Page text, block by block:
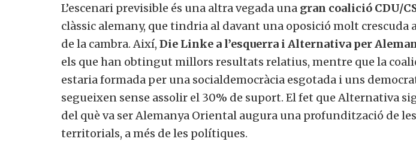
L’escenari previsible és una altra vegada una gran coalició CDU/
clàssic alemany, que tindria al davant una oposició molt crescuda
de la cambra. Així, Die Linke a l’esquerra i Alternativa per
els que han obtingut millors resultats relatius, mentre que la
estaria formada per una socialdemocràcia esgotada i uns
segueixen sense assolir el 30% de suport. El fet que Alternativa
del què va ser Alemanya Oriental augura una profundització de
territorials, a més de les polítiques.